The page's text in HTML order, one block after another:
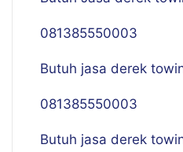
081385550003
Butuh jasa derek
081385550003
Butuh jasa derek